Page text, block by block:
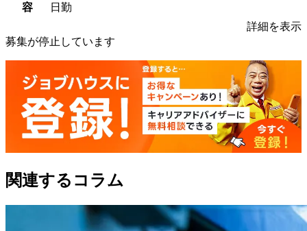
容
日勤
詳細を表示
募集が停止しています
関連するコラム